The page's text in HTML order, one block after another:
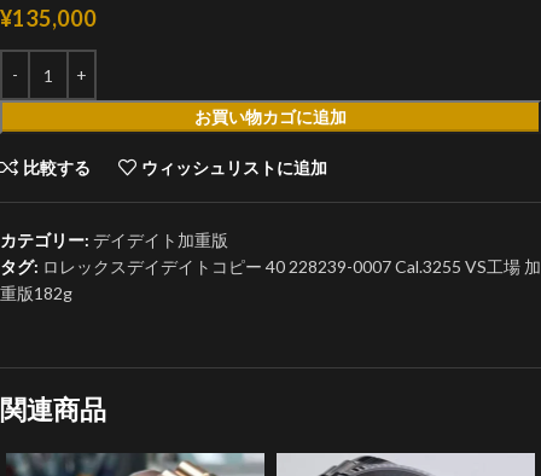
¥135,000
お買い物カゴに追加
比較する ウィッシュリストに追加
カテゴリー: デイデイト加重版
タグ: ロレックスデイデイトコピー 40 228239-0007 Cal.3255 VS工場 加
重版182g
関連商品